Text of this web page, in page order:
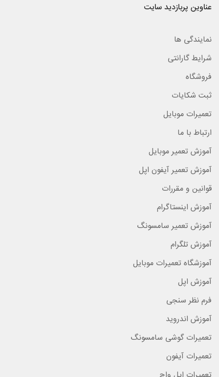
عناوین پربازدید سایت
نمایندگی ها
شرایط گارانتی
فروشگاه
ثبت شکایات
تعمیرات موبایل
ارتباط با ما
آموزش تعمیر موبایل
آموزش تعمیر آیفون اپل
قوانین و مقررات
آموزش اینستاگرام
آموزش تعمیر سامسونگ
آموزش تلگرام
آموزشگاه تعمیرات موبایل
آموزش اپل
فرم نظر سنجی
آموزش اندروید
تعمیرات گوشی سامسونگ
تعمیرات آیفون